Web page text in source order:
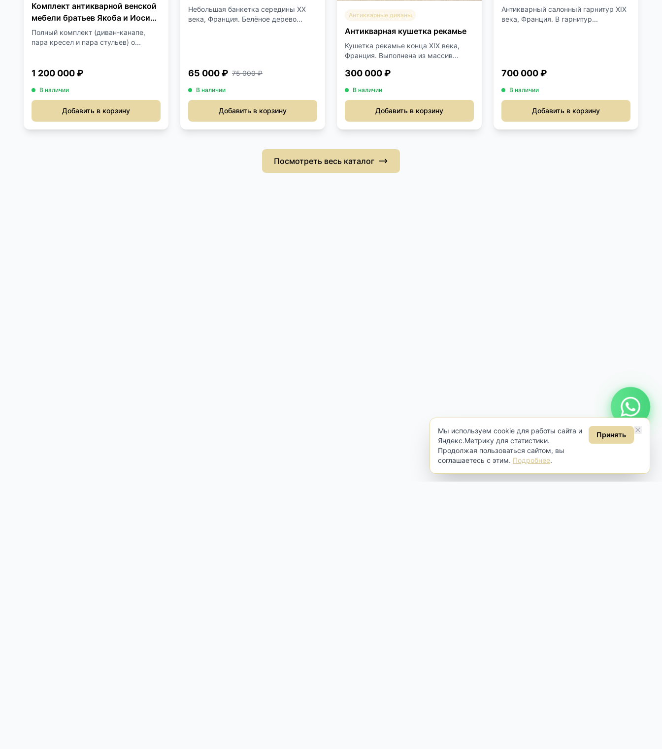
Комплект антикварной венской
мебели братьев Якоба и Иосифа
Кон (Jacob&Josef Kohn)
Полный комплект (диван-канапе,
пара кресел и пара стульев) о...
1 200 000 ₽
В наличии
Добавить в корзину
Небольшая банкетка середины XX
века, Франция. Белёное дерево...
65 000 ₽ 75 000 ₽
В наличии
Добавить в корзину
Антикварные диваны
Антикварная кушетка рекамье
Кушетка рекамье конца XIX века,
Франция. Выполнена из массив...
300 000 ₽
В наличии
Добавить в корзину
Антикварный салонный гарнитур XIX
века, Франция. В гарнитур...
700 000 ₽
В наличии
Добавить в корзину
Посмотреть весь каталог
Мы используем cookie для работы сайта и
Яндекс.Метрику для статистики.
Продолжая пользоваться сайтом, вы
соглашаетесь с этим. Подробнее.
Принять